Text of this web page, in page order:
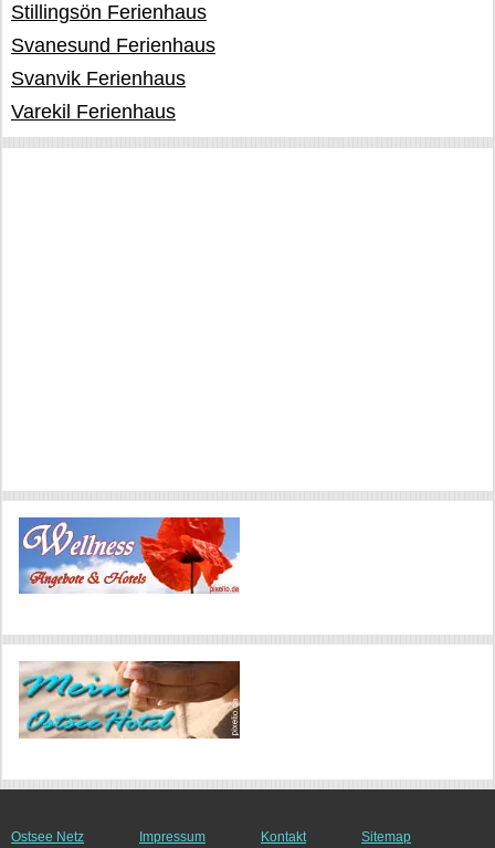
Stillingsön Ferienhaus
Svanesund Ferienhaus
Svanvik Ferienhaus
Varekil Ferienhaus
Ostsee Netz Impressum Kontakt Sitemap